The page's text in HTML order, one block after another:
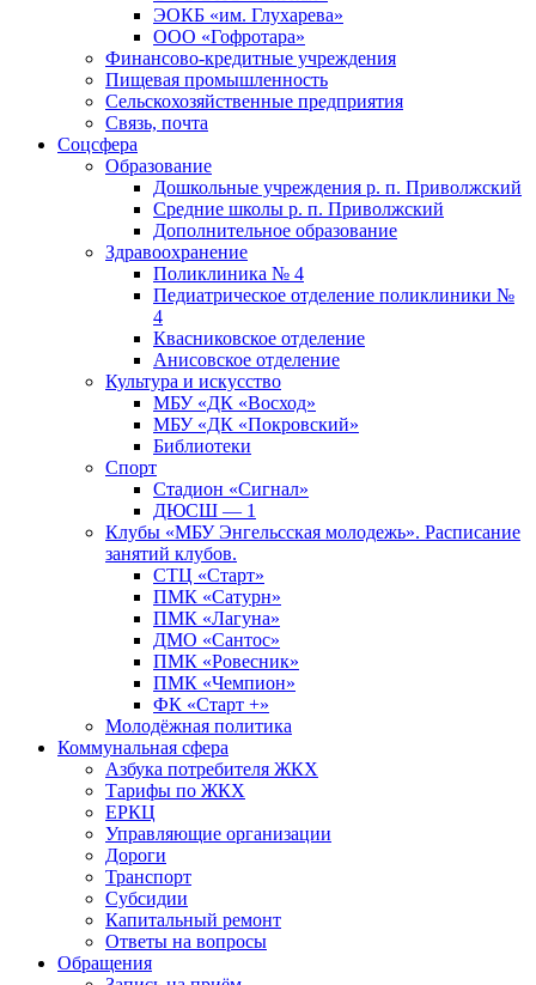
ЭОКБ «им. Глухарева»
ООО «Гофротара»
Финансово-кредитные учреждения
Пищевая промышленность
Сельскохозяйственные предприятия
Связь, почта
Соцсфера
Образование
Дошкольные учреждения р. п. Приволжский
Средние школы р. п. Приволжский
Дополнительное образование
Здравоохранение
Поликлиника № 4
Педиатрическое отделение поликлиники №
4
Квасниковское отделение
Анисовское отделение
Культура и искусство
МБУ «ДК «Восход»
МБУ «ДК «Покровский»
Библиотеки
Спорт
Стадион «Сигнал»
ДЮСШ — 1
Клубы «МБУ Энгельсская молодежь». Расписание
занятий клубов.
СТЦ «Старт»
ПМК «Сатурн»
ПМК «Лагуна»
ДМО «Сантос»
ПМК «Ровесник»
ПМК «Чемпион»
ФК «Старт +»
Молодёжная политика
Коммунальная сфера
Азбука потребителя ЖКХ
Тарифы по ЖКХ
ЕРКЦ
Управляющие организации
Дороги
Транспорт
Субсидии
Капитальный ремонт
Ответы на вопросы
Обращения